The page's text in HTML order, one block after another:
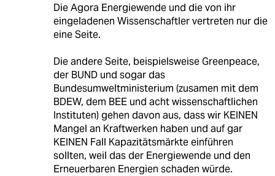
Die Agora Energiewende und die von ihr
eingeladenen Wissenschaftler vertreten nur die
eine Seite.
Die andere Seite, beispielsweise Greenpeace,
der BUND und sogar das
Bundesumweltministerium (zusamen mit dem
BDEW, dem BEE und acht wissenschaftlichen
Instituten) gehen davon aus, dass wir KEINEN
Mangel an Kraftwerken haben und auf gar
KEINEN Fall Kapazitätsmärkte einführen
sollten, weil das der Energiewende und den
Erneuerbaren Energien schaden würde.